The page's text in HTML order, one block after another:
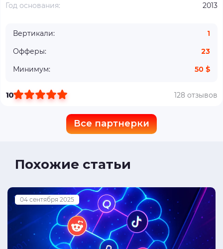
Год основания: 2013
Вертикали:
1
Офферы:
23
Минимум:
50 $
10 128 отзывов
Все партнерки
Похожие статьи
04 сентября 2025